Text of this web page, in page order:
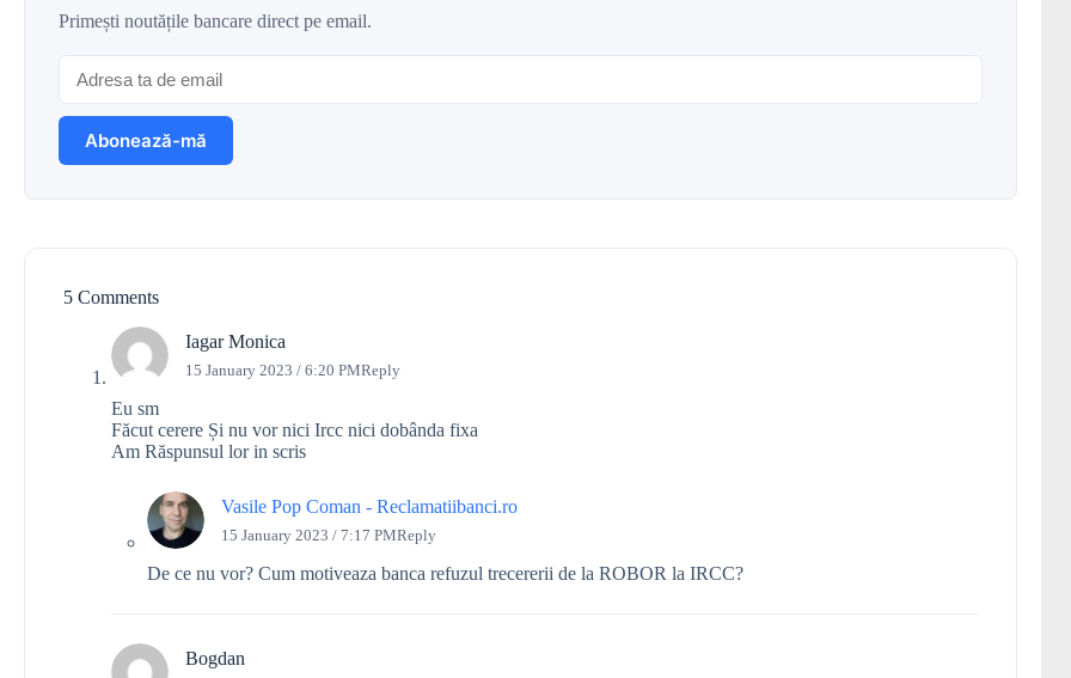
Primești noutățile bancare direct pe email.
5 Comments
Iagar Monica
15 January 2023 / 6:20 PMReply
Eu sm
Făcut cerere Și nu vor nici Ircc nici dobânda fixa
Am Răspunsul lor in scris
Vasile Pop Coman - Reclamatiibanci.ro
15 January 2023 / 7:17 PMReply
De ce nu vor? Cum motiveaza banca refuzul trecererii de la ROBOR la IRCC?
Bogdan